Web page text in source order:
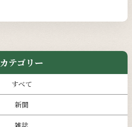
カテゴリー
すべて
新聞
雑誌